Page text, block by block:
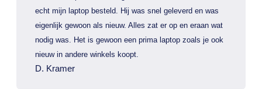
echt mijn laptop besteld. Hij was snel geleverd en was
eigenlijk gewoon als nieuw. Alles zat er op en eraan wat
nodig was. Het is gewoon een prima laptop zoals je ook
nieuw in andere winkels koopt.
D. Kramer